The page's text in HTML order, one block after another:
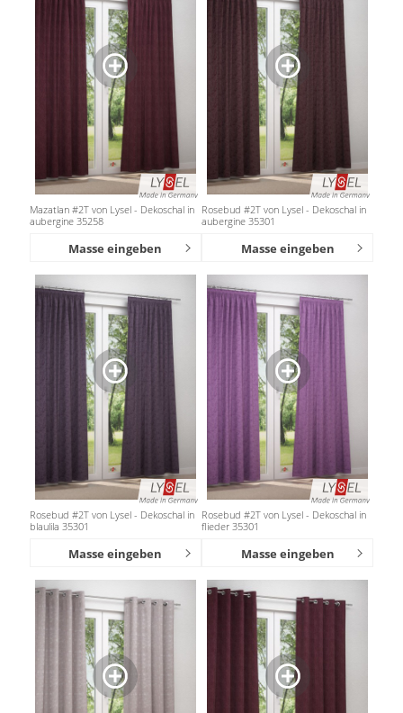
Mazatlan #2T von Lysel - Dekoschal in
aubergine 35258
Masse eingeben
Rosebud #2T von Lysel - Dekoschal in
aubergine 35301
Masse eingeben
Rosebud #2T von Lysel - Dekoschal in
blaulila 35301
Masse eingeben
Rosebud #2T von Lysel - Dekoschal in
flieder 35301
Masse eingeben